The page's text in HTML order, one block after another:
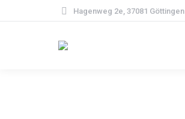
Hagenweg 2e, 37081 Göttingen